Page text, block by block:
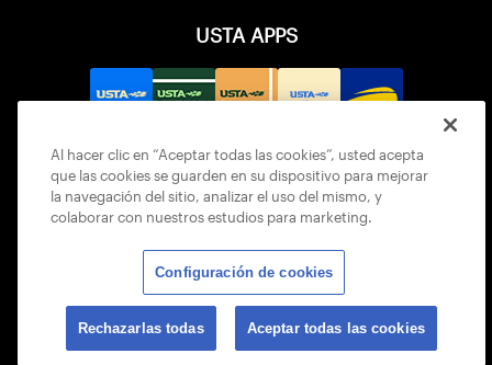
USTA APPS
© 2026 USTA ALL RIGHTS RESERVED
Al hacer clic en “Aceptar todas las cookies”, usted acepta
que las cookies se guarden en su dispositivo para mejorar
la navegación del sitio, analizar el uso del mismo, y
colaborar con nuestros estudios para marketing.
Configuración de cookies
Rechazarlas todas Aceptar todas las cookies